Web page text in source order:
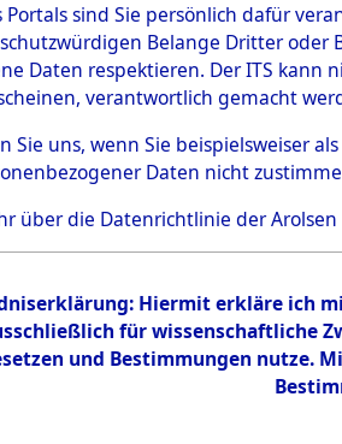
Einen Kommentar
Portals sind Sie persönlich dafür
Belange Dritter
Daten respektieren. Der ITS
verantwortlich gemacht
Sie uns, wenn Sie beispielsweiser
Daten nicht
über die Datenrichtlinie der Arolsen
Hiermit erkläre ich
für wissenschaftliche
und Bestimmungen nutze.